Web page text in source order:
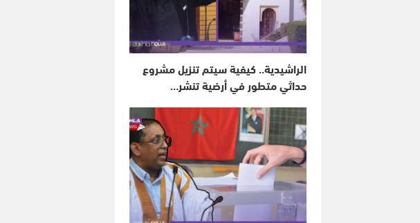
الراشيدية.. كيفية سيتم تنزيل مشروع
حداثي متطور في أرضية تنشر…